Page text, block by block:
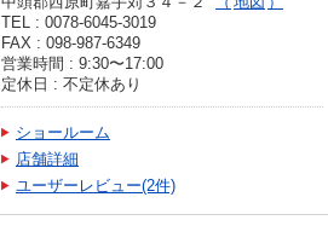
TEL : 0078-6045-3019
FAX : 098-987-6349
営業時間 : 9:30〜17:00
定休日 : 不定休あり
ショールーム
店舗詳細
ユーザーレビュー(2件)